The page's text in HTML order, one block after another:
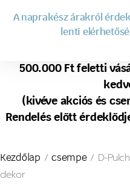
A naprakész árakról
lenti
500.000 Ft feletti
(kivéve akciós és
Rendelés előtt
Kezdőlap /csempe/ D-
dekor